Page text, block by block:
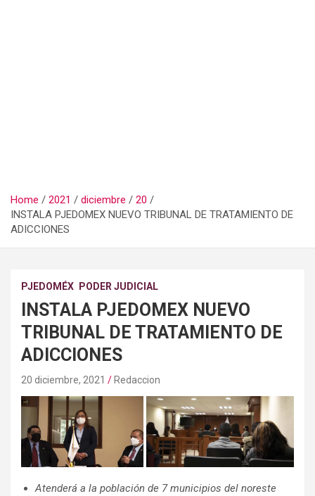
Home 2021 diciembre
20
INSTALA PJEDOMEX NUEVO TRIBUNAL DE TRATAMIENTO DE
ADICCIONES
PJEDOMÉX PODER JUDICIAL
INSTALA PJEDOMEX NUEVO
TRIBUNAL DE TRATAMIENTO DE
ADICCIONES
20 diciembre, 2021 Redaccion
Atenderá a la población de 7 municipios del noreste